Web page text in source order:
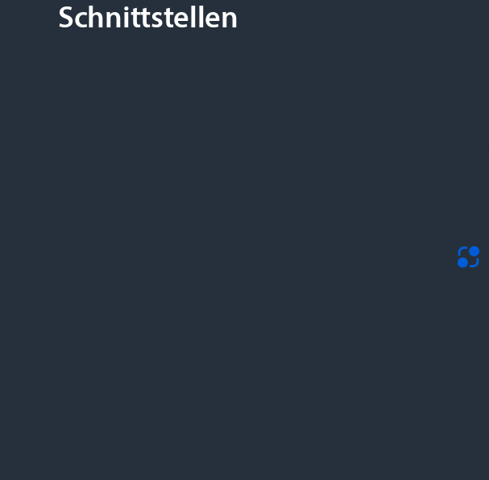
Schnittstellen